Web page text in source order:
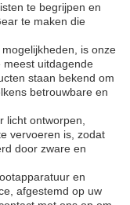
te begrijpen en
te maken die
is onze
uitdagende
staan bekend om
betrouwbare en
licht ontworpen,
vervoeren is, zodat
door zware en
en
afgestemd op uw